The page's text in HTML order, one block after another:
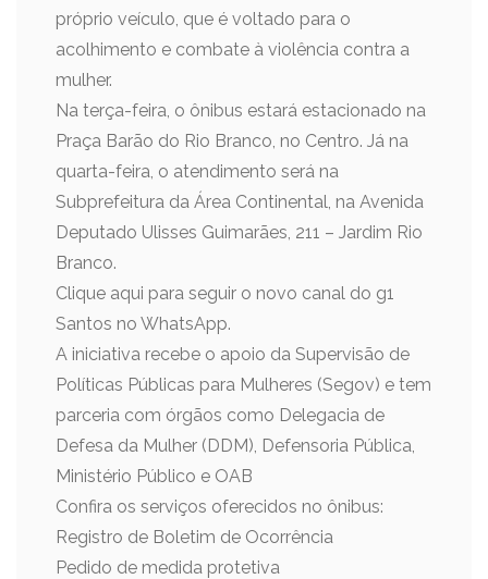
próprio veículo, que é voltado para o
acolhimento e combate à violência contra a
mulher.
Na terça-feira, o ônibus estará estacionado na
Praça Barão do Rio Branco, no Centro. Já na
quarta-feira, o atendimento será na
Subprefeitura da Área Continental, na Avenida
Deputado Ulisses Guimarães, 211 – Jardim Rio
Branco.
Clique aqui para seguir o novo canal do g1
Santos no WhatsApp.
A iniciativa recebe o apoio da Supervisão de
Políticas Públicas para Mulheres (Segov) e tem
parceria com órgãos como Delegacia de
Defesa da Mulher (DDM), Defensoria Pública,
Ministério Público e OAB
Confira os serviços oferecidos no ônibus:
Registro de Boletim de Ocorrência
Pedido de medida protetiva